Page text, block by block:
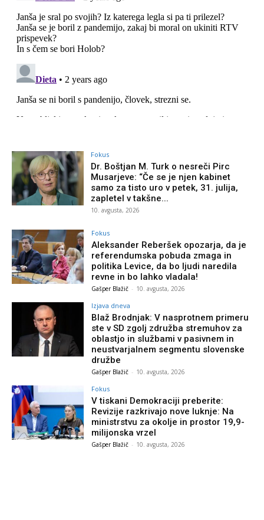
Fokus
Dr. Boštjan M. Turk o nesreči Pirc
Musarjeve: “Če se je njen kabinet
samo za tisto uro v petek, 31. julija,
zapletel v takšne...
10. avgusta, 2026
Fokus
Aleksander Reberšek opozarja, da je
referendumska pobuda zmaga in
politika Levice, da bo ljudi naredila
revne in bo lahko vladala!
Gašper Blažič - 10. avgusta, 2026
Izjava dneva
Blaž Brodnjak: V nasprotnem primeru
ste v SD zgolj združba stremuhov za
oblastjo in službami v pasivnem in
neustvarjalnem segmentu slovenske
družbe
Gašper Blažič - 10. avgusta, 2026
Fokus
V tiskani Demokraciji preberite:
Revizije razkrivajo nove luknje: Na
ministrstvu za okolje in prostor 19,9-
milijonska vrzel
Gašper Blažič - 10. avgusta, 2026